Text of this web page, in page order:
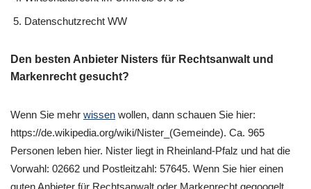
Datenschutzrecht WW
Den besten Anbieter Nisters für Rechtsanwalt und
Markenrecht gesucht?
Wenn Sie mehr wissen wollen, dann schauen Sie hier:
https://de.wikipedia.org/wiki/Nister_(Gemeinde). Ca. 965
Personen leben hier. Nister liegt in Rheinland-Pfalz und hat die
Vorwahl: 02662 und Postleitzahl: 57645. Wenn Sie hier einen
guten Anbieter für Rechtsanwalt oder Markenrecht gegoogelt